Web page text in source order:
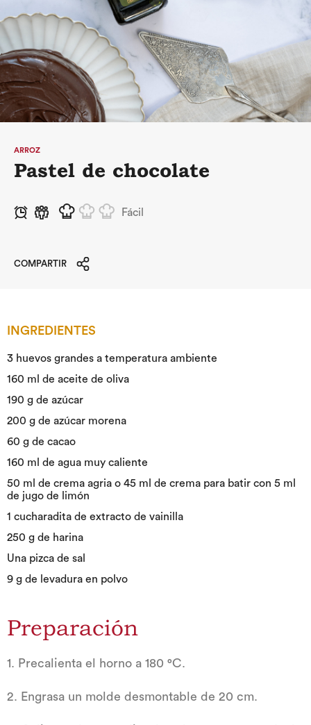
ARROZ
Pastel de chocolate
Fácil
COMPARTIR
INGREDIENTES
3 huevos grandes a temperatura ambiente
160 ml de aceite de oliva
190 g de azúcar
200 g de azúcar morena
60 g de cacao
160 ml de agua muy caliente
50 ml de crema agria o 45 ml de crema para batir con 5 ml
de jugo de limón
1 cucharadita de extracto de vainilla
250 g de harina
Una pizca de sal
9 g de levadura en polvo
Preparación
1. Precalienta el horno a 180 °C.
2. Engrasa un molde desmontable de 20 cm.